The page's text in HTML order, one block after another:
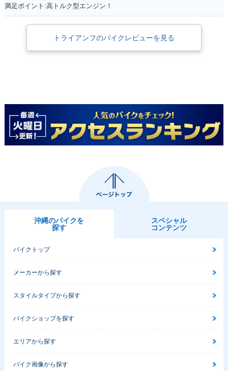
満足ポイント:高トルク型エンジン！
トライアンフのバイクレビューを見る
沖縄のバイクを
探す
スペシャル
コンテンツ
バイクトップ
メーカーから探す
スタイルタイプから探す
バイクショップを探す
エリアから探す
バイク画像から探す